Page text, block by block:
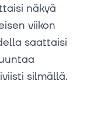
näkyä
viikon
saattaisi
silmällä.